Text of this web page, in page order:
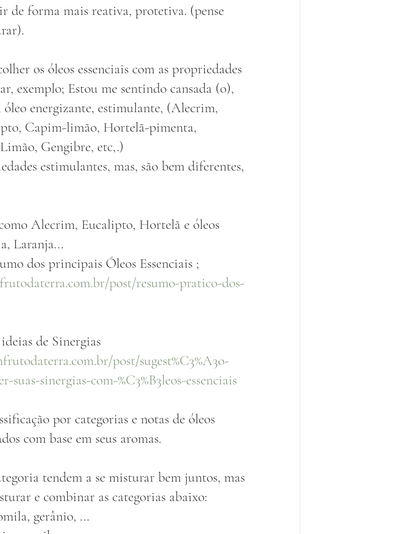
de forma mais reativa, protetiva. (pense
os óleos essenciais com as propriedades
exemplo; Estou me sentindo cansada (o),
energizante, estimulante, (Alecrim,
Capim-limão, Hortelã-pimenta,
Gengibre, etc,.)
estimulantes, mas, são bem diferentes,
Alecrim, Eucalipto, Hortelã e óleos
Laranja...
dos principais Óleos Essenciais ;
post/resumo-pratico-dos-
de Sinergias
post/sugest%C3%A3o-
suas-sinergias-com-%C3%B3leos-essenciais
por categorias e notas de óleos
com base em seus aromas.
e combinar as categorias abaixo:
gerânio, ...